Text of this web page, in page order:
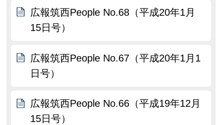
広報筑西People No.68（平成20年1月
15日号）
広報筑西People No.67（平成20年1月1
日号）
広報筑西People No.66（平成19年12月
15日号）